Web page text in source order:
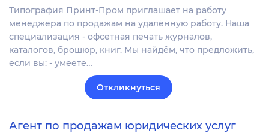
Типография Принт-Пром приглашает на работу
менеджера по продажам на удалённую работу. Наша
специализация - офсетная печать журналов,
каталогов, брошюр, книг. Мы найдём, что предложить,
если вы: - умеете…
Откликнуться
Агент по продажам юридических услуг